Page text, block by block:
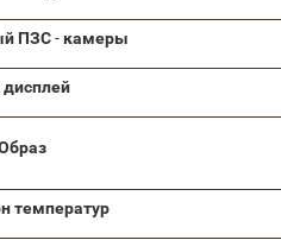
ПЗС- камеры
температур